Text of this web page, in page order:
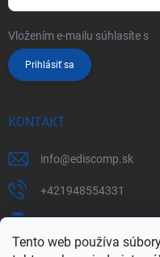
Tento web používa
Vložením e-mailu súhlasíte s
Prihlásiť sa
KONTAKT
info@ediscomp.sk
+421948554331